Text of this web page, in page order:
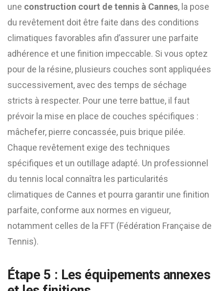
une construction court de tennis à Cannes, la pose
du revêtement doit être faite dans des conditions
climatiques favorables afin d’assurer une parfaite
adhérence et une finition impeccable. Si vous optez
pour de la résine, plusieurs couches sont appliquées
successivement, avec des temps de séchage
stricts à respecter. Pour une terre battue, il faut
prévoir la mise en place de couches spécifiques :
mâchefer, pierre concassée, puis brique pilée.
Chaque revêtement exige des techniques
spécifiques et un outillage adapté. Un professionnel
du tennis local connaîtra les particularités
climatiques de Cannes et pourra garantir une finition
parfaite, conforme aux normes en vigueur,
notamment celles de la FFT (Fédération Française de
Tennis).
Étape 5 : Les équipements annexes